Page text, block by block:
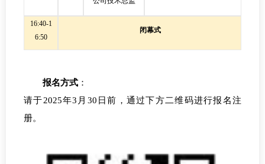
16:40-1
6:50
闭幕式
报名方式 ：
请于2025年3月 30 日前，通过下方二维码进行报名注
册。